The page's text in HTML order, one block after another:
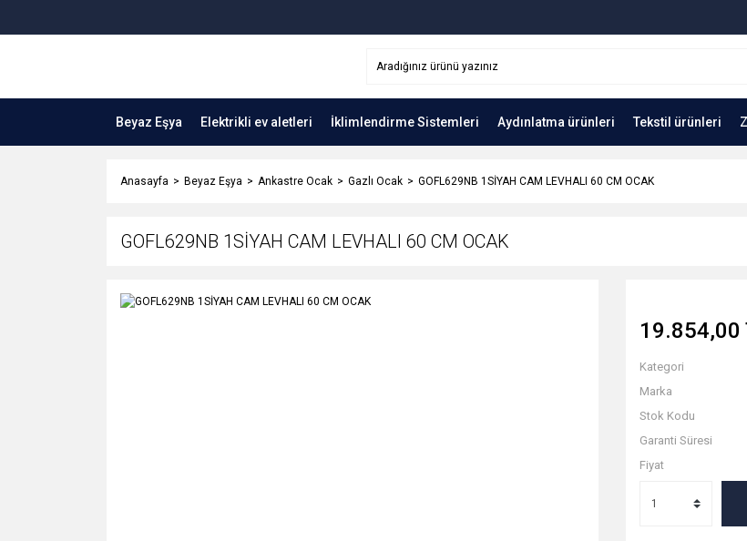
Beyaz Eşya Elektrikli ev aletleri İklimlendirme Sistemleri Aydınlatma ürünleri Tekstil ürünleri
Anasayfa Beyaz Eşya Ankastre Ocak Gazlı Ocak GOFL629NB 1SİYAH CAM LEVHALI 60 CM OCAK
GOFL629NB 1SİYAH CAM LEVHALI 60 CM OCAK
19.854,00
Kategori
Marka
Stok Kodu
Garanti Süresi
Fiyat